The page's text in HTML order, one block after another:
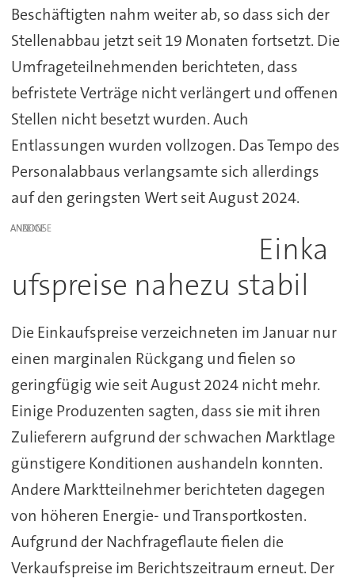
Beschäftigten nahm weiter ab, so dass sich der
Stellenabbau jetzt seit 19 Monaten fortsetzt. Die
Umfrageteilnehmenden berichteten, dass
befristete Verträge nicht verlängert und offenen
Stellen nicht besetzt wurden. Auch
Entlassungen wurden vollzogen. Das Tempo des
Personalabbaus verlangsamte sich allerdings
auf den geringsten Wert seit August 2024.
ANZEIGE
Einka
ufspreise nahezu stabil
Die Einkaufspreise verzeichneten im Januar nur
einen marginalen Rückgang und fielen so
geringfügig wie seit August 2024 nicht mehr.
Einige Produzenten sagten, dass sie mit ihren
Zulieferern aufgrund der schwachen Marktlage
günstigere Konditionen aushandeln konnten.
Andere Marktteilnehmer berichteten dagegen
von höheren Energie- und Transportkosten.
Aufgrund der Nachfrageflaute fielen die
Verkaufspreise im Berichtszeitraum erneut. Der